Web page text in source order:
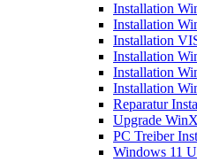
Installation
Installation
Installation
Installation
Installation
Installation
Reparatur
Upgrade
PC Treiber
Windows 11